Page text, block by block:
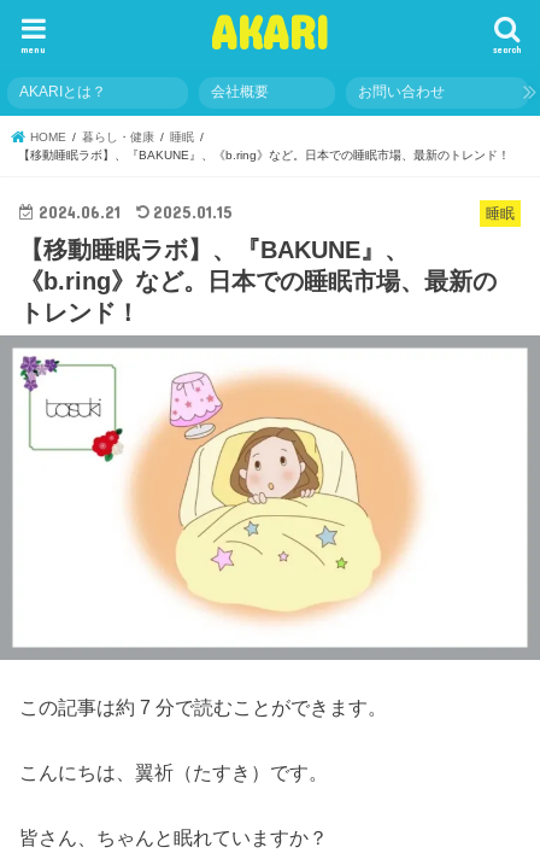
AKARI search
menu
AKARIとは？ 会社概要 お問い合わせ
HOME 暮らし・健康
睡眠
【移動睡眠ラボ】、『BAKUNE』、《b.ring》など。日本での睡眠市場、最新のトレンド！
睡眠
2024.06.21 2025.01.15
【移動睡眠ラボ】、『BAKUNE』、
《b.ring》など。日本での睡眠市場、最新の
トレンド！
この記事は約 7 分で読むことができます。
こんにちは、翼祈（たすき）です。
皆さん、ちゃんと眠れていますか？